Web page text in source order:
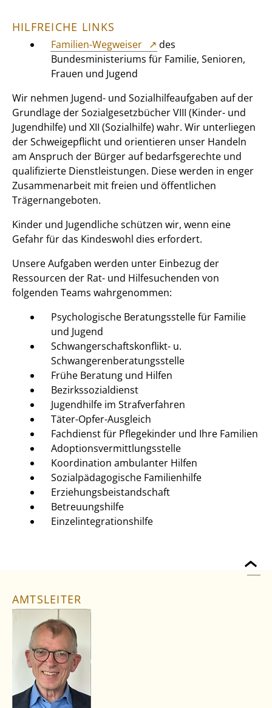
HILFREICHE LINKS
Familien-Wegweiser
des
Bundesministeriums für Familie, Senioren,
Frauen und Jugend
Wir nehmen Jugend- und Sozialhilfeaufgaben auf der
Grundlage der Sozialgesetzbücher VIII (Kinder- und
Jugendhilfe) und XII (Sozialhilfe) wahr. Wir unterliegen
der Schweigepflicht und orientieren unser Handeln
am Anspruch der Bürger auf bedarfsgerechte und
qualifizierte Dienstleistungen. Diese werden in enger
Zusammenarbeit mit freien und öffentlichen
Trägernangeboten.
Kinder und Jugendliche schützen wir, wenn eine
Gefahr für das Kindeswohl dies erfordert.
Unsere Aufgaben werden unter Einbezug der
Ressourcen der Rat- und Hilfesuchenden von
folgenden Teams wahrgenommen:
Psychologische Beratungsstelle für Familie
und Jugend
Schwangerschaftskonflikt- u.
Schwangerenberatungsstelle
Frühe Beratung und Hilfen
Bezirkssozialdienst
Jugendhilfe im Strafverfahren
Täter-Opfer-Ausgleich
Fachdienst für Pflegekinder und Ihre Familien
Adoptionsvermittlungsstelle
Koordination ambulanter Hilfen
Sozialpädagogische Familienhilfe
Erziehungsbeistandschaft
Betreuungshilfe
Einzelintegrationshilfe
AMTSLEITER